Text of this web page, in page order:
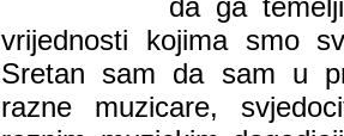
da ga
vrijednosti kojima smo
Sretan sam da sam u
muzicare, svjedociti